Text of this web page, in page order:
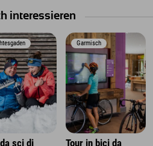
interessieren
sci di
Garmisch
Tour in bici da